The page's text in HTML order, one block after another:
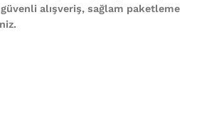
alışveriş, sağlam paketleme